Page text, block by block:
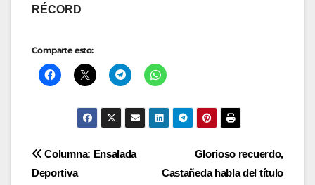
RÉCORD
Comparte esto:
Navegación
Glorioso recuerdo,
Castañeda habla del título
Columna: Ensalada
Deportiva